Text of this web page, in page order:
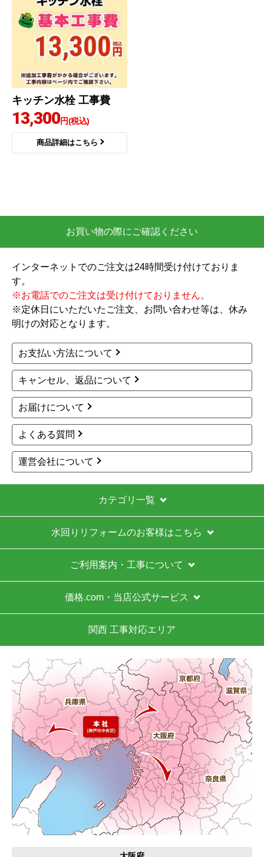
キッチン水栓 工事費
13,300円(税込)
商品詳細はこちら
お買い物の際にご確認ください
インターネットでのご注文は24時間受け付けておりま
す。
※お電話でのご注文は受け付けておりません。
※定休日にいただいたご注文、お問い合わせ等は、休み
明けの対応となります。
お支払い方法について
キャンセル、返品について
お届けについて
よくある質問
運営会社について
カテゴリ一覧
水回りリフォームのお客様はこちら
ご利用案内・工事について
価格.com・当店公式サービス
関西 工事対応エリア